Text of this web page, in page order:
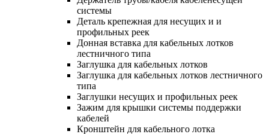
системы
Деталь крепежная для несущих и и
профильных реек
Донная вставка для кабельных лотков
лестничного типа
Заглушка для кабельных лотков
Заглушка для кабельных лотков лестничного
типа
Заглушки несущих и профильных реек
Зажим для крышки системы поддержки
кабелей
Кронштейн для кабельного лотка